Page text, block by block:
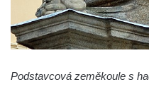
Torzo sloupu neznámého
nad Ohří
Sloup Panny Marie v
Podstavcová zeměkoule s